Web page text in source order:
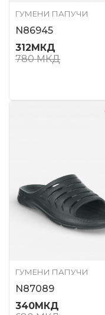
ГУМЕНИ ПАПУЧИ
N86945
312МКД
780МКД
ГУМЕНИ ПАПУЧИ
N87089
340МКД